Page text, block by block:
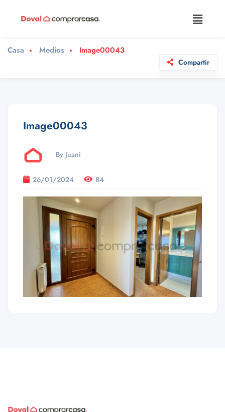
Casa Medios Image00043
Compartir
Image00043
By Juani
26/01/2024 84